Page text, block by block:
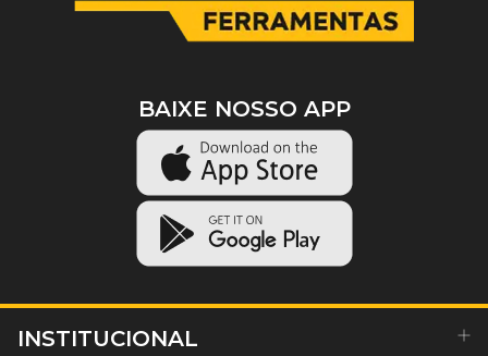
INSTITUCIONAL
BAIXE NOSSO APP